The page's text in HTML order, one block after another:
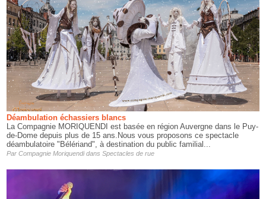
Déambulation échassiers blancs
La Compagnie MORIQUENDI est basée en région Auvergne dans le Puy-
de-Dome depuis plus de 15 ans.Nous vous proposons ce spectacle
déambulatoire "Bélériand", à destination du public familial...
Par Compagnie Moriquendidans Spectacles de rue